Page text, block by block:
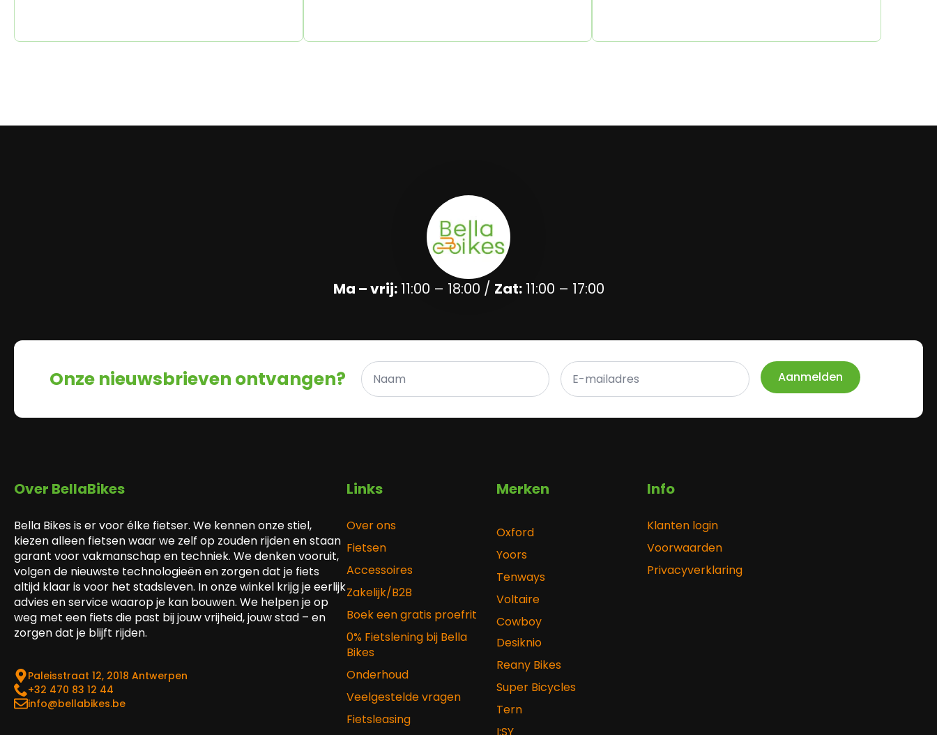
Ma – vrij:11:00 – 18:00 / Zat:11:00 – 17:00
Onze nieuwsbrieven ontvangen?
Naam
*
E-
mailadres
*
Aanmelden
Over BellaBikes
Bella Bikes is er voor élke fietser. We kennen onze stiel,
kiezen alleen fietsen waar we zelf op zouden rijden en staan
garant voor vakmanschap en techniek. We denken vooruit,
volgen de nieuwste technologieën en zorgen dat je fiets
altijd klaar is voor het stadsleven. In onze winkel krijg je eerlijk
advies en service waarop je kan bouwen. We helpen je op
weg met een fiets die past bij jouw vrijheid, jouw stad – en
zorgen dat je blijft rijden.
Paleisstraat 12, 2018 Antwerpen
‎+32 470 83 12 44
info@bellabikes.be
Links
Over ons
Fietsen
Accessoires
Zakelijk/B2B
Boek een gratis proefrit
0% Fietslening bij Bella
Bikes
Onderhoud
Veelgestelde vragen
Fietsleasing
Merken
Oxford
Yoors
Tenways
Voltaire
Cowboy
Desiknio
Reany Bikes
Super Bicycles
Tern
Info
Klanten login
Voorwaarden
Privacyverklaring